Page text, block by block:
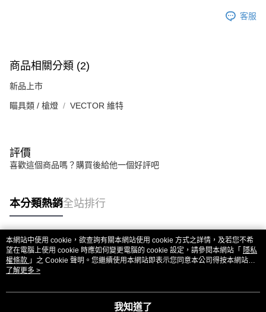
客服
商品相關分類 (2)
新品上市
瞄具類 / 槍燈 VECTOR 維特
評價
喜歡這個商品嗎？購買後給他一個好評吧
本分類熱銷全站排行
熱門標籤
本網站中使用 cookie，欲查詢有關本網站使用 cookie 方式之詳情，及若您不希
望在電腦上使用 cookie 時應如何變更電腦的 cookie 設定，請參閱本網站「 隱私
權條款 」之 Cookie 聲明。您繼續使用本網站即表示您同意本公司得按本網站使
用條款之 Cookie 聲明使用 cookie。
了解更多 >
我知道了